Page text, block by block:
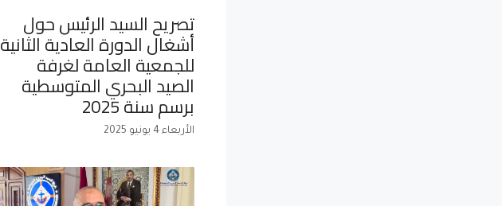
تصريح السيد الرئيس حول
أشغال الدورة العادية الثانية
للجمعية العامة لغرفة
الصيد البحري المتوسطية
برسم سنة 2025
الأربعاء 4 يونيو 2025